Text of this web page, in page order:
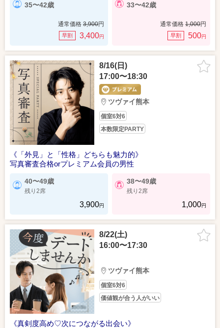
35〜42歳
通常価格 3,900円
早割 3,400円
33〜42歳
通常価格 1,000円
早割 500円
8/16(日)
17:00〜18:30
ツヴァイ熊本
個室6対6
本数限定PARTY
《「外見」と「性格」どちらも魅力的》
写真審査合格orプレミアム会員の男性
40〜49歳
残り2席
3,900円
38〜49歳
残り2席
1,000円
8/22(土)
16:00〜17:30
ツヴァイ熊本
個室6対6
価値観が合う人がいい
《真剣度高め♡次につながる出会い》